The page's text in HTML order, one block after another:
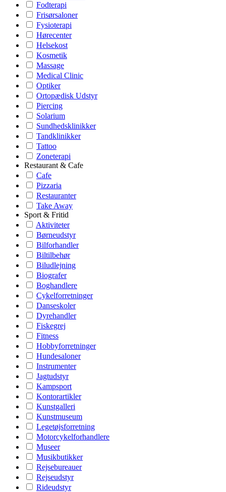
Fodterapi
Frisørsaloner
Fysioterapi
Hørecenter
Helsekost
Kosmetik
Massage
Medical Clinic
Optiker
Ortopædisk Udstyr
Piercing
Solarium
Sundhedsklinikker
Tandklinikker
Tattoo
Zoneterapi
Restaurant & Cafe
Cafe
Pizzaria
Restauranter
Take Away
Sport & Fritid
Aktiviteter
Børneudstyr
Bilforhandler
Biltilbehør
Biludlejning
Biografer
Boghandlere
Cykelforretninger
Danseskoler
Dyrehandler
Fiskegrej
Fitness
Hobbyforretninger
Hundesaloner
Instrumenter
Jagtudstyr
Kampsport
Kontorartikler
Kunstgalleri
Kunstmuseum
Legetøjsforretning
Motorcykelforhandlere
Museer
Musikbutikker
Rejsebureauer
Rejseudstyr
Rideudstyr